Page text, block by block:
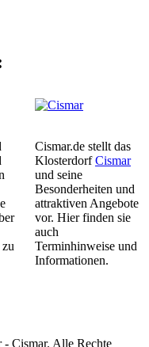
Cismar.de stellt das
KlosterdorfCismar
und seine
Besonderheiten und
attraktiven Angebote
vor. Hier finden sie
auch
Terminhinweise und
Informationen.
Cismar. Alle Rechte